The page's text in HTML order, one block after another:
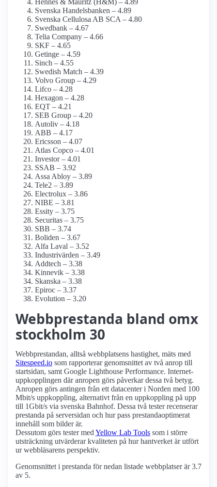
Hennes & Mauritz (H&M) – 4.89
Svenska Handelsbanken – 4.89
Svenska Cellulosa AB SCA – 4.80
Swedbank – 4.67
Telia Company – 4.66
SKF – 4.65
Getinge – 4.59
Sinch – 4.55
Swedish Match – 4.39
Volvo Group – 4.29
Lifco – 4.28
Hexagon – 4.28
EQT – 4.21
SEB Group – 4.20
Autoliv – 4.18
ABB – 4.17
Ericsson – 4.07
Atlas Copco – 4.01
Investor – 4.01
SSAB – 3.92
Assa Abloy – 3.89
Tele2 – 3.89
Electrolux – 3.86
NIBE – 3.81
Essity – 3.75
Securitas – 3.75
SBB – 3.74
Boliden – 3.67
Alfa Laval – 3.52
Industrivärden – 3.49
Addtech – 3.38
Kinnevik – 3.38
Skanska – 3.38
Epiroc – 3.37
Evolution – 3.20
Webbprestanda bland omx
stockholm 30
Webbprestandan, alltså webbplatsens hastighet, mäts med
Sitespeed.io som rapporterar genomsnittet av två anrop till
startsidan, samt Google Lighthouse Performance. Internet­
uppkopplingen där anropen görs påverkar dessa två betyg.
Anropen görs antingen från ett datacenter i Norden med 100
Mbit/s uppkoppling, alternativt från en uppkoppling på upp
till 1Gbit/s via svenska Bahnhof. Dessa två tester recenserar
prestanda på serversidan och hur pass prestanda­optimerat
innehåll som bilder är.
Dessutom görs tester med Yellow Lab Tools som i större
utsträckning utvärderar kvaliteten på hur hantverket är utfört
ur webbläsarens perspektiv.
Genomsnittet i prestanda för nedan listade webbplatser är 3.7
av 5.